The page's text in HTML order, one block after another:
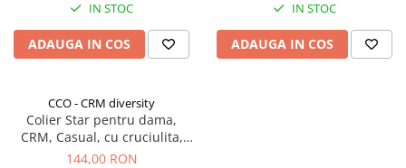
IN STOC
ADAUGA IN COS
IN STOC
ADAUGA IN COS
CCO - CRM diversity
Colier Star pentru dama,
CRM, Casual, cu cruciulita,
argintiu, 40+3 cm
144,00 RON